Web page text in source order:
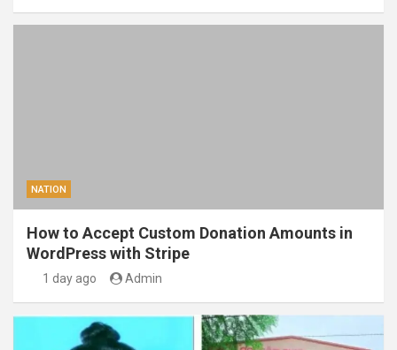
NATION
How to Accept Custom Donation Amounts in
WordPress with Stripe
1 day ago Admin